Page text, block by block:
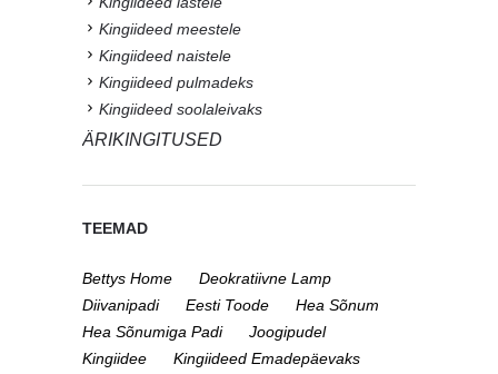
Kingiideed meestele
Kingiideed naistele
Kingiideed pulmadeks
Kingiideed soolaleivaks
ÄRIKINGITUSED
TEEMAD
Bettys Home
Deokratiivne Lamp
Diivanipadi
Eesti Toode
Hea Sõnum
Hea Sõnumiga Padi
Joogipudel
Kingiidee
Kingiideed Emadepäevaks